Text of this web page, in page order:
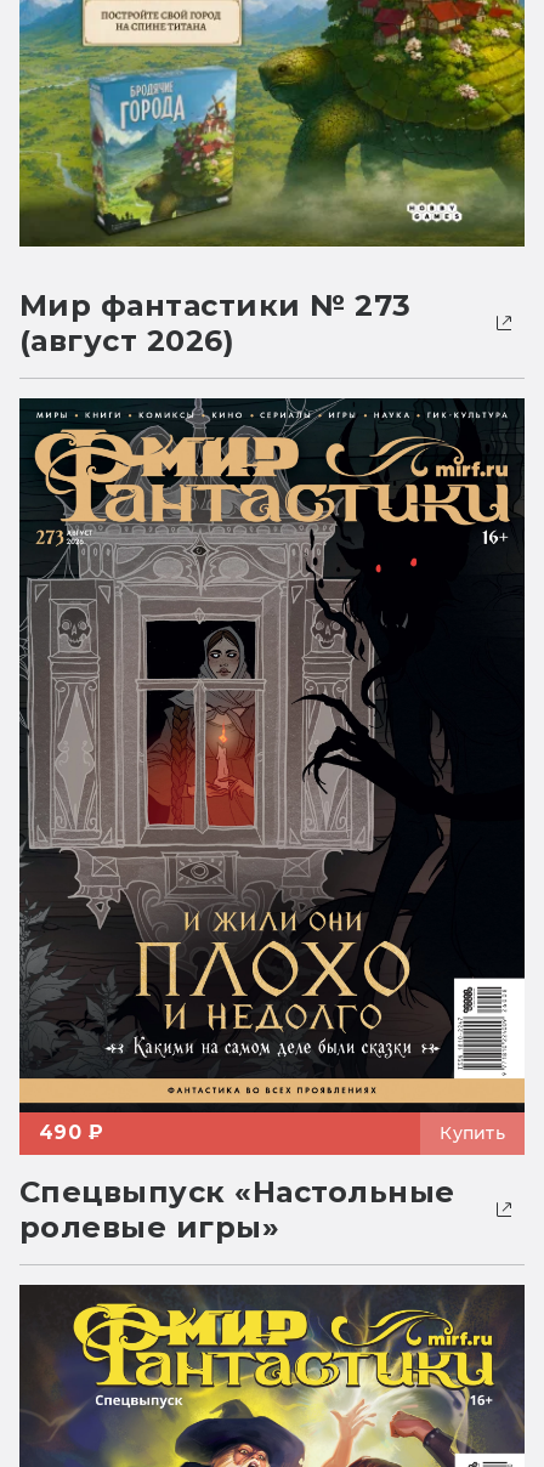
Мир фантастики № 273
(август 2026)
490 ₽ Купить
Спецвыпуск «Настольные
ролевые игры»